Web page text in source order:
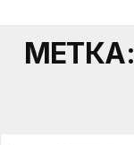
МЕТКА: